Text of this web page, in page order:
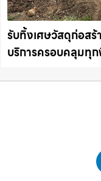
รับทิ้งเศษวัสดุก่อสร้
บริการครอบคลุมทุ